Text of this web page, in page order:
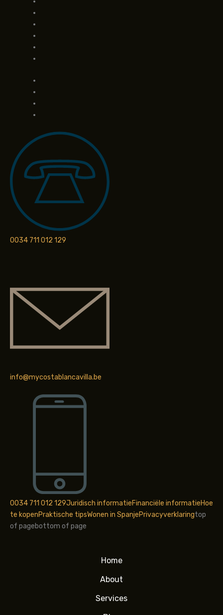
0034 711 012 129
info@mycostablancavilla.be
0034 711 012 129Juridisch informatieFinanciële informatieHoe
te kopenPraktische tipsWonen in SpanjePrivacyverklaringtop
of pagebottom of page
Home
About
Services